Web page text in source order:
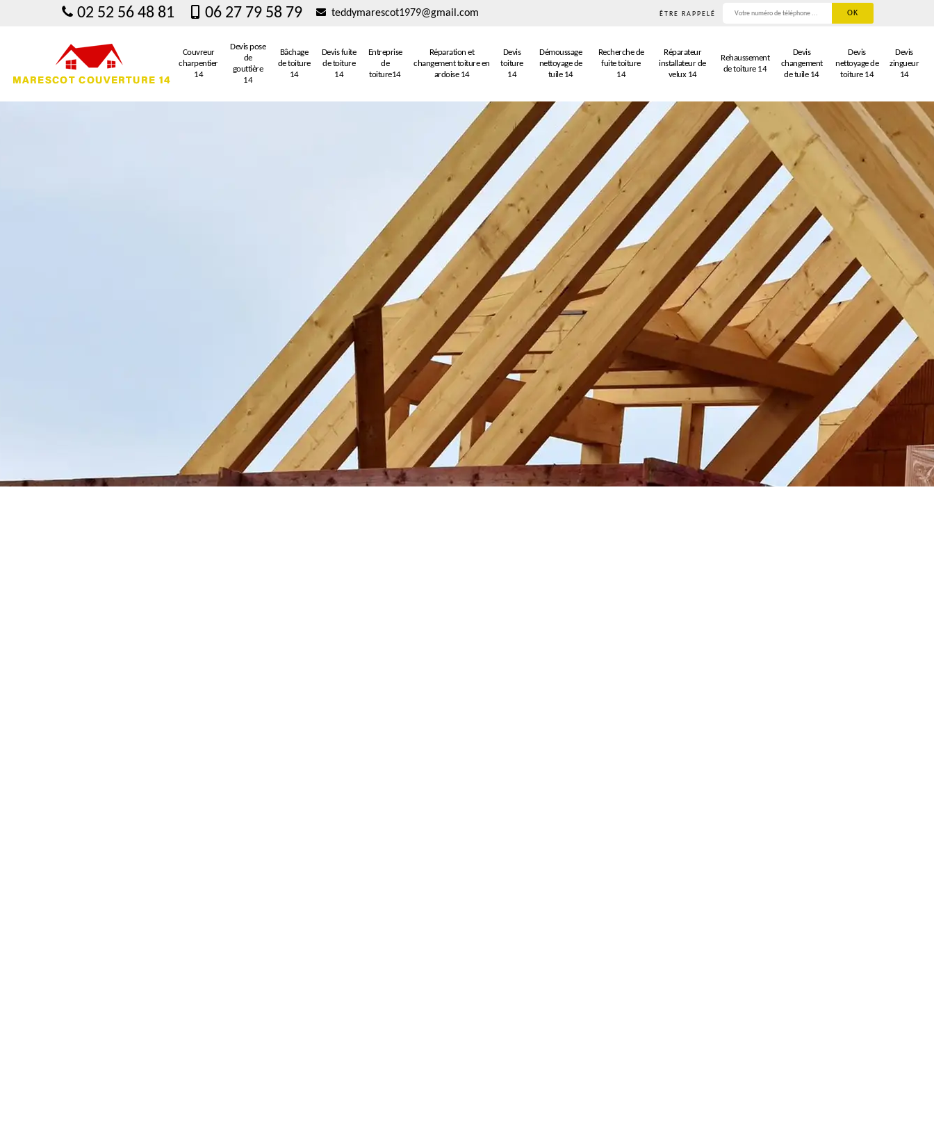
02 52 56 48 81 06 27 79 58 79 teddymarescot1979@gmail.com ÊTRE RAPPELÉ
Couvreur
charpentier
14
Devis pose
de
gouttière
14
Bâchage
de toiture
14
Devis fuite
de toiture
14
Entreprise
de
toiture14
Réparation et
changement toiture en
ardoise 14
Devis
toiture
14
Démoussage
nettoyage de
tuile 14
Recherche de
fuite toiture
14
Réparateur
installateur de
velux 14
Rehaussement
de toiture 14
Devis
changement
de tuile 14
Devis
nettoyage de
toiture 14
Devis
zingueur
14